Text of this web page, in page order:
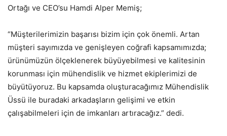
Ortağı ve CEO’su Hamdi Alper Memiş;
“Müşterilerimizin başarısı bizim için çok önemli. Artan
müşteri sayımızda ve genişleyen coğrafi kapsamımızda;
ürünümüzün ölçeklenerek büyüyebilmesi ve kalitesinin
korunması için mühendislik ve hizmet ekiplerimizi de
büyütüyoruz. Bu kapsamda oluşturacağımız Mühendislik
Üssü ile buradaki arkadaşların gelişimi ve etkin
çalışabilmeleri için de imkanları artıracağız.” dedi.